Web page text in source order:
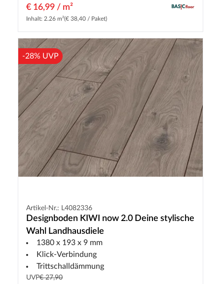
€ 16,99 / m²
Inhalt: 2.26 m²(€ 38,40 / Paket)
-28% UVP
Artikel-Nr.: L4082336
Designboden KIWI now 2.0 Deine stylische
Wahl Landhausdiele
1380 x 193 x 9 mm
Klick-Verbindung
Trittschalldämmung
UVP€ 27,90